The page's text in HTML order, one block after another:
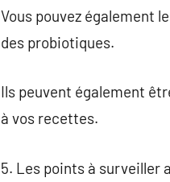
Vous pouvez également
des probiotiques.
Ils peuvent également
à vos recettes.
5. Les points à surveiller